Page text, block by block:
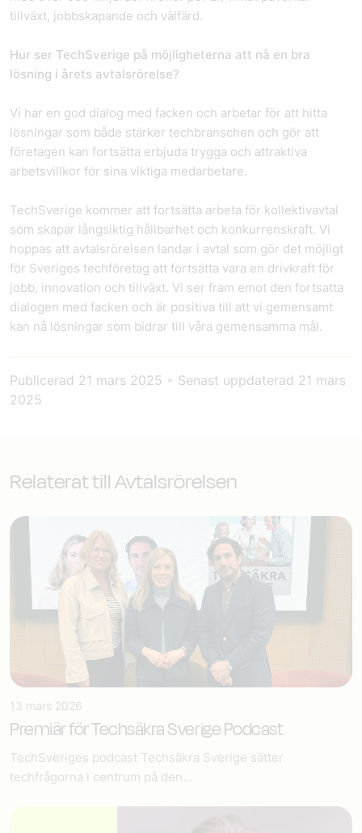
tillväxt, jobbskapande och välfärd.
Hur ser TechSverige på möjligheterna att nå en bra
lösning i årets avtalsrörelse?
Vi har en god dialog med facken och arbetar för att hitta
lösningar som både stärker techbranschen och gör att
företagen kan fortsätta erbjuda trygga och attraktiva
arbetsvillkor för sina viktiga medarbetare.
TechSverige kommer att fortsätta arbeta för kollektivavtal
som skapar långsiktig hållbarhet och konkurrenskraft. Vi
hoppas att avtalsrörelsen landar i avtal som gör det möjligt
för Sveriges techföretag att fortsätta vara en drivkraft för
jobb, innovation och tillväxt. Vi ser fram emot den fortsatta
dialogen med facken och är positiva till att vi gemensamt
kan nå lösningar som bidrar till våra gemensamma mål.
Publicerad 21 mars 2025 • Senast uppdaterad 21 mars
2025
Relaterat till Avtalsrörelsen
13 mars 2026
Premiär för Techsäkra Sverige Podcast
TechSveriges podcast Techsäkra Sverige sätter
techfrågorna i centrum på den...